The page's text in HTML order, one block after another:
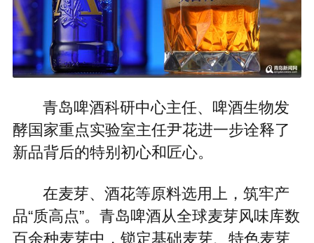
青岛啤酒科研中心主任、啤酒生物发
酵国家重点实验室主任尹花进一步诠释了
新品背后的特别初心和匠心。
在麦芽、酒花等原料选用上，筑牢产
品“质高点”。青岛啤酒从全球麦芽风味库数
百余种麦芽中，锁定基础麦芽、特色麦芽